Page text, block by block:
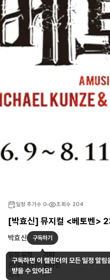
일정 추가수 0 조회수 204
[박효신] 뮤지컬 <베토벤> 2
박효신 구독하기
일정 유형
기타
온/오프라인 온라인
지역
-
구독하면 이 캘린더의 모든 일정 알림
받을 수 있어요!